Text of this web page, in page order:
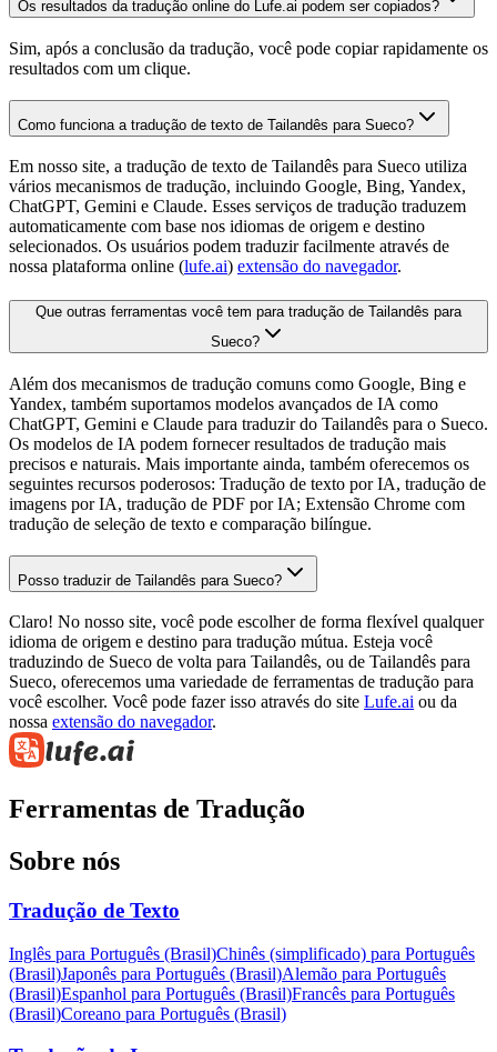
Os resultados da tradução online do Lufe.ai podem ser copiados?
Sim, após a conclusão da tradução, você pode copiar rapidamente os
resultados com um clique.
Como funciona a tradução de texto de Tailandês para Sueco?
Em nosso site, a tradução de texto de Tailandês para Sueco utiliza
vários mecanismos de tradução, incluindo Google, Bing, Yandex,
ChatGPT, Gemini e Claude. Esses serviços de tradução traduzem
automaticamente com base nos idiomas de origem e destino
selecionados. Os usuários podem traduzir facilmente através de
nossa plataforma online (lufe.ai) extensão do navegador.
Que outras ferramentas você tem para tradução de Tailandês para
Sueco?
Além dos mecanismos de tradução comuns como Google, Bing e
Yandex, também suportamos modelos avançados de IA como
ChatGPT, Gemini e Claude para traduzir do Tailandês para o Sueco.
Os modelos de IA podem fornecer resultados de tradução mais
precisos e naturais. Mais importante ainda, também oferecemos os
seguintes recursos poderosos: Tradução de texto por IA, tradução de
imagens por IA, tradução de PDF por IA; Extensão Chrome com
tradução de seleção de texto e comparação bilíngue.
Posso traduzir de Tailandês para Sueco?
Claro! No nosso site, você pode escolher de forma flexível qualquer
idioma de origem e destino para tradução mútua. Esteja você
traduzindo de Sueco de volta para Tailandês, ou de Tailandês para
Sueco, oferecemos uma variedade de ferramentas de tradução para
você escolher. Você pode fazer isso através do site Lufe.ai ou da
nossa extensão do navegador.
Ferramentas de Tradução
Sobre nós
Tradução de Texto
Inglês para Português (Brasil)Chinês (simplificado) para Português
(Brasil)Japonês para Português (Brasil)Alemão para Português
(Brasil)Espanhol para Português (Brasil)Francês para Português
(Brasil)Coreano para Português (Brasil)